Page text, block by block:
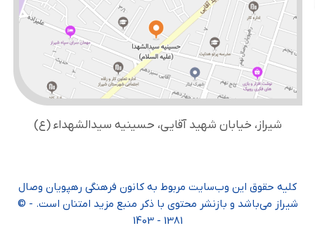
شیراز، خیابان شهید آقایی، حسینیه سید‌الشهداء (ع)
کلیه حقوق این وب‌سایت مربوط به کانون فرهنگی رهپویان وصال
شیراز می‌باشد و بازنشر محتوی با ذکر منبع مزید امتنان است. - ©
1381 - 1403